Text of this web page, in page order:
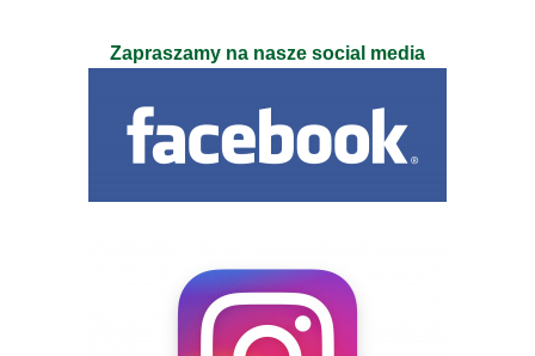
Zapraszamy na nasze social media